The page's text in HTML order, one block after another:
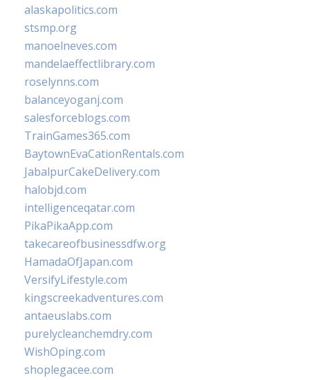
alaskapolitics.com
stsmp.org
manoelneves.com
mandelaeffectlibrary.com
roselynns.com
balanceyoganj.com
salesforceblogs.com
TrainGames365.com
BaytownEvaCationRentals.com
JabalpurCakeDelivery.com
halobjd.com
intelligenceqatar.com
PikaPikaApp.com
takecareofbusinessdfw.org
HamadaOfJapan.com
VersifyLifestyle.com
kingscreekadventures.com
antaeuslabs.com
purelycleanchemdry.com
WishOping.com
shoplegacee.com